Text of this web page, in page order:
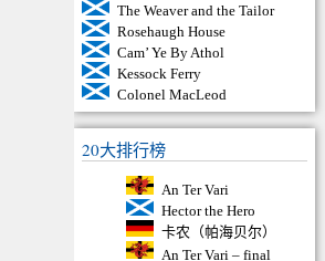
The Weaver and the Tailor
Rosehaugh House
Cam’ Ye By Athol
Kessock Ferry
Colonel MacLeod
20大排行榜
An Ter Vari
Hector the Hero
卡农（帕海贝尔）
An Ter Vari – final